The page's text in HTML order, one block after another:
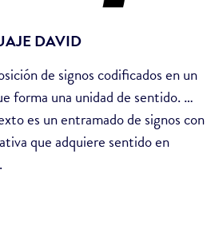
DAVID
de signos codificados en un
forma una unidad de sentido. …
es un entramado de signos con
que adquiere sentido en